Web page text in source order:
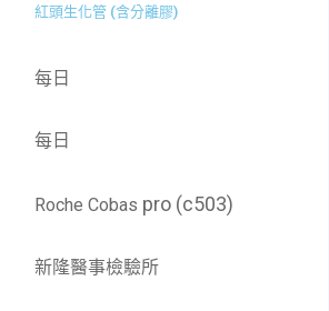
紅頭生化管 (含分離膠)
每日
每日
Roche Cobas pro (c503)
新隆醫事檢驗所